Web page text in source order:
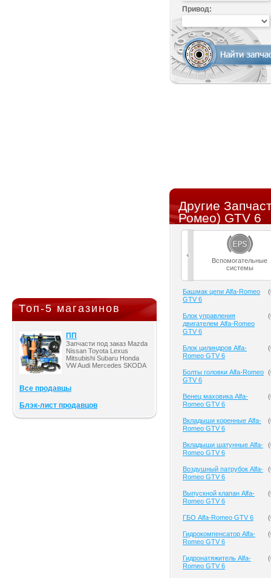
Топ-5 магазинов
ПП
Запчасти под заказ Mazda
Nissan Toyota Lexus
Mitsubishi Subaru Honda
VW Audi Mercedes SKODA
Все продавцы
Блэк-лист продавцов
Привод:
Другие
Ромео) GTV 6
Вспомогательные
системы
Башмак цепи Alfa-Romeo
GTV 6
(
Блок управления
двигателем Alfa-Romeo
GTV 6
(
Блок цилиндров Alfa-
Romeo GTV 6
(
Болты головки Alfa-Romeo
GTV 6
(
Венец маховика Alfa-
Romeo GTV 6
(
Вкладыши коренные Alfa-
Romeo GTV 6
(
Вкладыши шатунные Alfa-
Romeo GTV 6
(
Воздушный патрубок Alfa-
Romeo GTV 6
(
Выпускной клапан Alfa-
Romeo GTV 6
(
ГБО Alfa-Romeo GTV 6 (
Гидрокомпенсатор Alfa-
Romeo GTV 6
(
Гидронатяжитель Alfa-
Romeo GTV 6
(